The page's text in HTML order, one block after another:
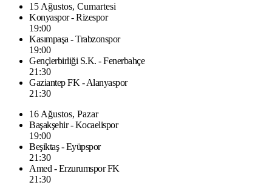
15 Ağustos, Cumartesi
Konyaspor - Rizespor
19:00
Kasımpaşa - Trabzonspor
19:00
Gençlerbirliği S.K. - Fenerbahçe
21:30
Gaziantep FK - Alanyaspor
21:30
16 Ağustos, Pazar
Başakşehir - Kocaelispor
19:00
Beşiktaş - Eyüpspor
21:30
Amed - Erzurumspor FK
21:30